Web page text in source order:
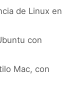
de Linux en
con
Mac, con